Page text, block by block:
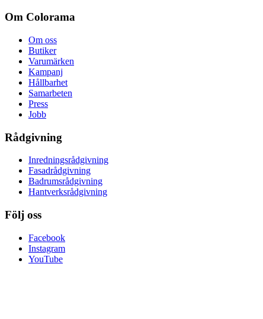
Om Colorama
Om oss
Butiker
Varumärken
Kampanj
Hållbarhet
Samarbeten
Press
Jobb
Rådgivning
Inredningsrådgivning
Fasadrådgivning
Badrumsrådgivning
Hantverksrådgivning
Följ oss
Facebook
Instagram
YouTube